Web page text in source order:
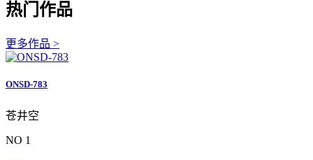
热门作品
更多作品 >
ONSD-783
苍井空
NO 1